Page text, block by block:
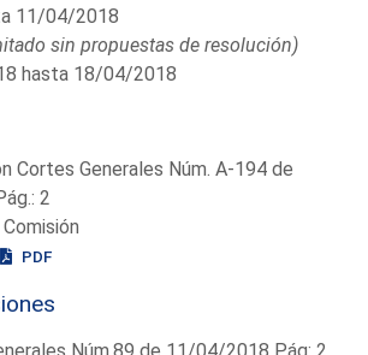
11/04/2018
sin propuestas de resolución)
hasta 18/04/2018
Cortes Generales Núm. A-194 de
2
PDF
Núm.89 de 11/04/2018 Pág: 2